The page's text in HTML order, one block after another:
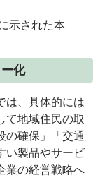
示された本
化
は、具体的には
て地域住民の取
の確保」「交通
い製品やサービ
業の経営戦略へ